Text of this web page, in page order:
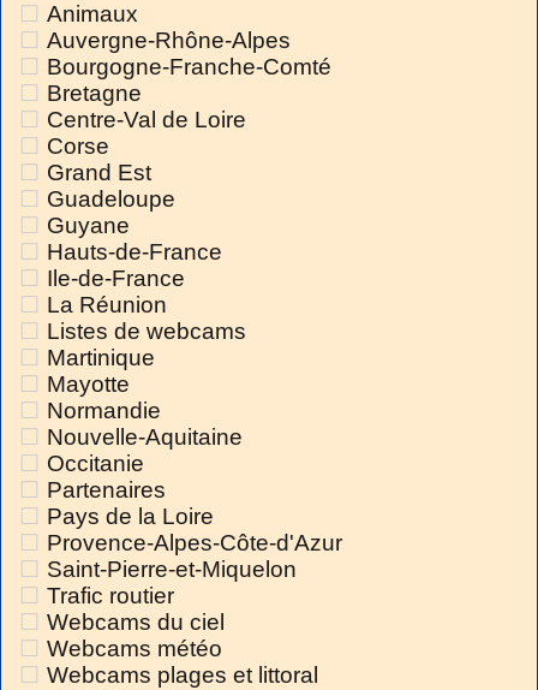
Animaux
Auvergne-Rhône-Alpes
Bourgogne-Franche-Comté
Bretagne
Centre-Val de Loire
Corse
Grand Est
Guadeloupe
Guyane
Hauts-de-France
Ile-de-France
La Réunion
Listes de webcams
Martinique
Mayotte
Normandie
Nouvelle-Aquitaine
Occitanie
Partenaires
Pays de la Loire
Provence-Alpes-Côte-d'Azur
Saint-Pierre-et-Miquelon
Trafic routier
Webcams du ciel
Webcams météo
Webcams plages et littoral